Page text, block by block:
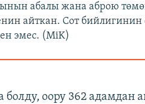
абалы жана аброю
айткан. Сот бийлигинин
эмес. (MiK)
болду, оору 362 адамдан